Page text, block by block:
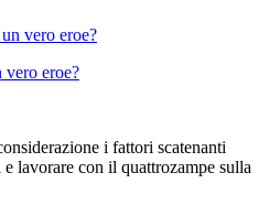
vero eroe?
i fattori scatenanti
lavorare con il quattrozampe sulla